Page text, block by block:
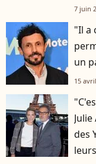
7 juin
"Il a
un
15
des